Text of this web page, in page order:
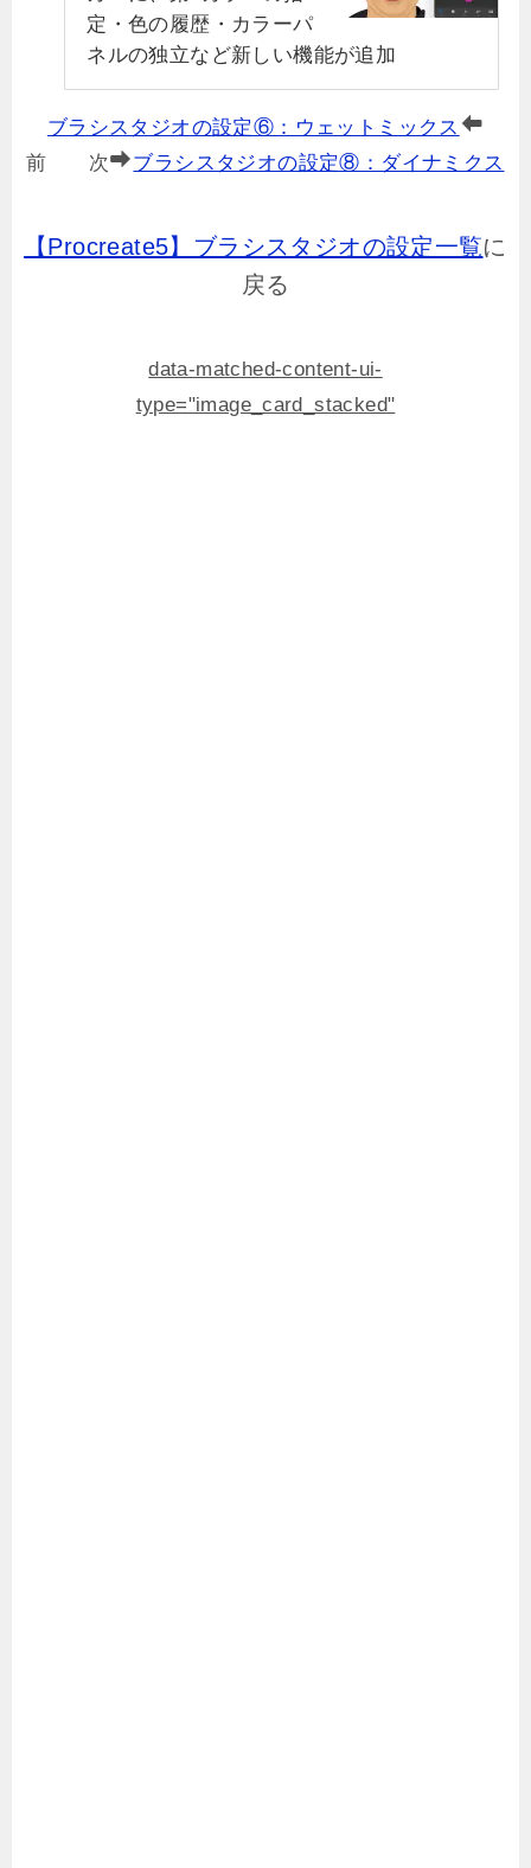
定・色の履歴・カラーパ
ネルの独立など新しい機能が追加
ブラシスタジオの設定⑥：ウェットミックス
前 次
ブラシスタジオの設定⑧：ダイナミクス
【Procreate5】ブラシスタジオの設定一覧に
戻る
data-matched-content-ui-
type="image_card_stacked"